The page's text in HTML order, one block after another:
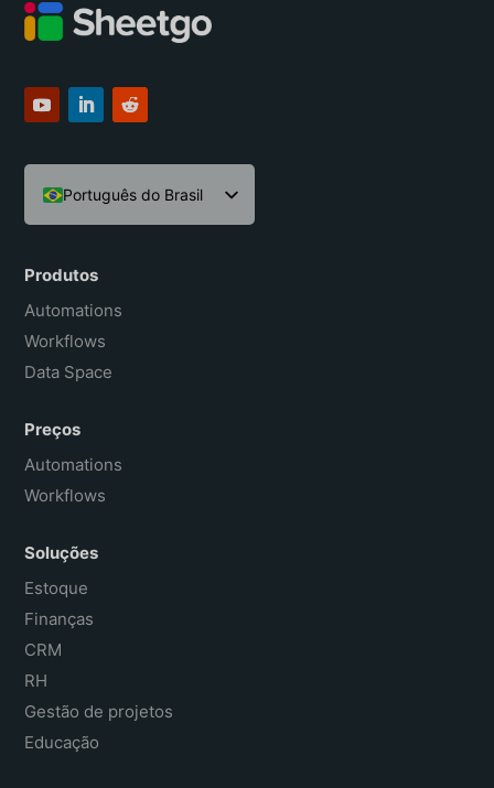
Português do Brasil
English
Español
Français
Produtos
Automations
Workflows
Data Space
Preços
Automations
Workflows
Soluções
Estoque
Finanças
CRM
RH
Gestão de projetos
Educação